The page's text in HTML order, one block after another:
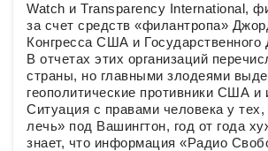
Watch и Transparency International,
за счет средств «филантропа»
Конгресса США и Государственного
В отчетах этих организаций
страны, но главными злодеями
геополитические противники США и
Ситуация с правами человека у
лечь» под Вашингтон, год от года
знает, что информация «Радио